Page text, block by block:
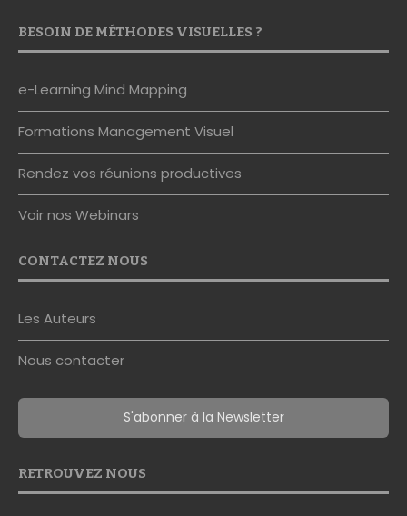
BESOIN DE MÉTHODES VISUELLES ?
e-Learning Mind Mapping
Formations Management Visuel
Rendez vos réunions productives
Voir nos Webinars
CONTACTEZ NOUS
Les Auteurs
Nous contacter
S'abonner à la Newsletter
RETROUVEZ NOUS